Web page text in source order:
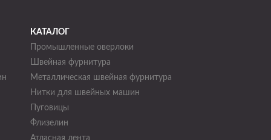
КАТАЛОГ
Промышленные оверлоки
Швейная фурнитура
Металлическая швейная фурнитура
Нитки для швейных машин
Пуговицы
Флизелин
Атласная лента